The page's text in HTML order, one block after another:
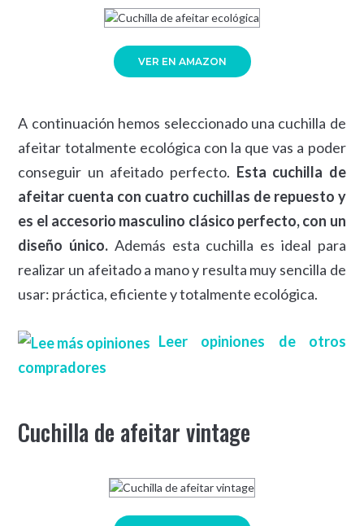
VER EN AMAZON
A continuación hemos seleccionado una cuchilla de
afeitar totalmente ecológica con la que vas a poder
conseguir un afeitado perfecto. Esta cuchilla de
afeitar cuenta con cuatro cuchillas de repuesto y
es el accesorio masculino clásico perfecto, con un
diseño único. Además esta cuchilla es ideal para
realizar un afeitado a mano y resulta muy sencilla de
usar: práctica, eficiente y totalmente ecológica.
Leer opiniones de otros
compradores
Cuchilla de afeitar vintage